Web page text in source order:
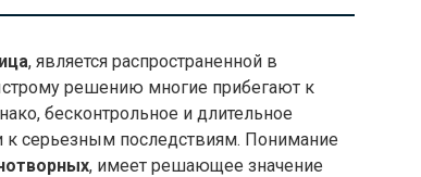
, является распространенной в
решению многие прибегают к
бесконтрольное и длительное
серьезным последствиям. Понимание
, имеет решающее значение